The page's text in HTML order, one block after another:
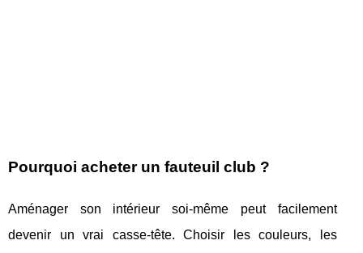
Pourquoi acheter un fauteuil club ?
Aménager son intérieur soi-même peut facilement
devenir un vrai casse-tête. Choisir les couleurs, les